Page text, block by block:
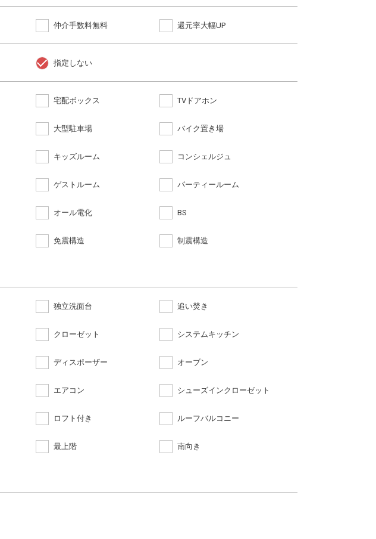
仲介手数料無料 還元率大幅UP
指定しない
宅配ボックス TVドアホン
大型駐車場 バイク置き場
キッズルーム コンシェルジュ
ゲストルーム パーティールーム
オール電化 BS
免震構造 制震構造
独立洗面台 追い焚き
クローゼット システムキッチン
ディスポーザー オーブン
エアコン シューズインクローゼット
ロフト付き ルーフバルコニー
最上階 南向き